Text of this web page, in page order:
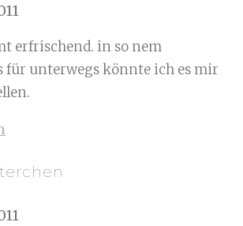
erfrischend. in so nem
für unterwegs könnte ich es mir